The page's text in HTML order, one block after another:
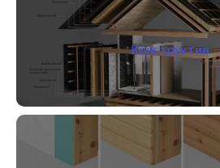
Конструктив